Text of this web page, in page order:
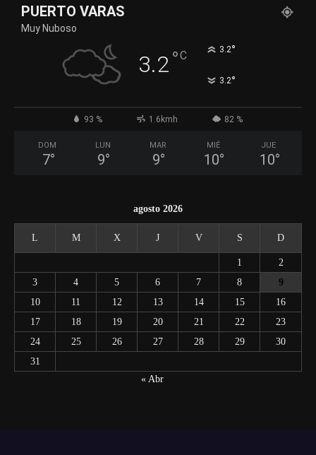
PUERTO VARAS
Muy Nuboso
3.2°C 3.2°
3.2°
93 % 1.6kmh 82 %
DOM
7°
LUN
9°
MAR
9°
MIÉ
10°
JUE
10°
agosto 2026
L M X J V S D
1
2
3
4 5 6 7 8
9
10
11 12 13 14 15
16
17
18 19 20 21 22
23
24
25 26 27 28 29
30
31
« Abr